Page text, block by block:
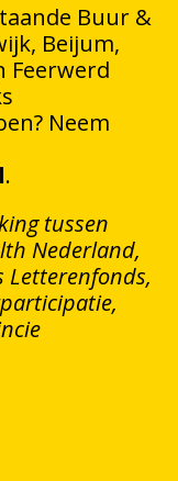
Buur &
Beijum,
Feerwerd
Neem
.
tussen
Nederland,
Letterenfonds,